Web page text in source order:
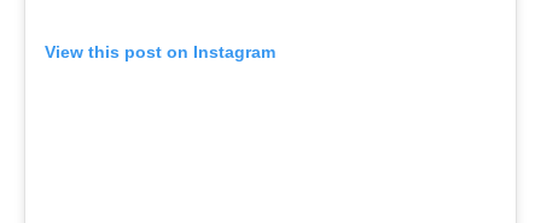
View this post on Instagram